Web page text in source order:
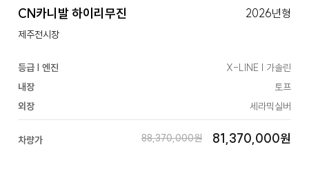
CN카니발 하이리무진 2026년형
제주전시장
등급 | 엔진
X-LINE | 가솔린
내장
토프
외장
세라믹실버
차량가 88,370,000원 81,370,000원